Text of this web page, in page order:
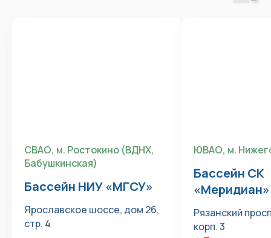
СВАО, м. Ростокино (ВДНХ,
Бабушкинская)
Бассейн НИУ «МГСУ»
Ярославское шоссе, дом 26,
стр. 4
ЮВАО, м.
Бассейн СК
«Меридиан»
Рязанский
корп. 3